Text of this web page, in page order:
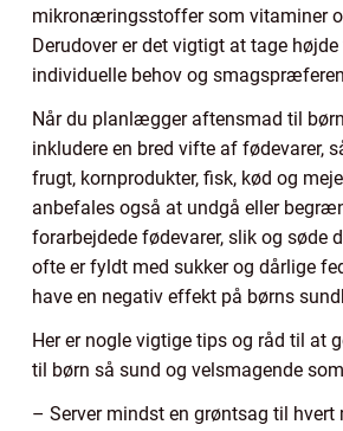
mikronæringsstoffer som vitaminer
Derudover er det vigtigt at tage
individuelle behov og
Når du planlægger aftensmad til
inkludere en bred vifte af fødevarer,
frugt, kornprodukter, fisk, kød og
anbefales også at undgå eller
forarbejdede fødevarer, slik og søde
ofte er fyldt med sukker og dårlige
have en negativ effekt på børns
Her er nogle vigtige tips og råd til at
til børn så sund og velsmagende
– Server mindst en grøntsag til hvert